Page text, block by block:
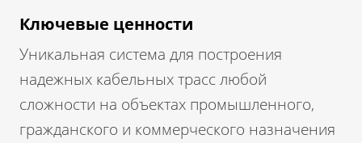
Ключевые ценности
Уникальная система для построения
надежных кабельных трасс любой
сложности на объектах промышленного,
гражданского и коммерческого назначения